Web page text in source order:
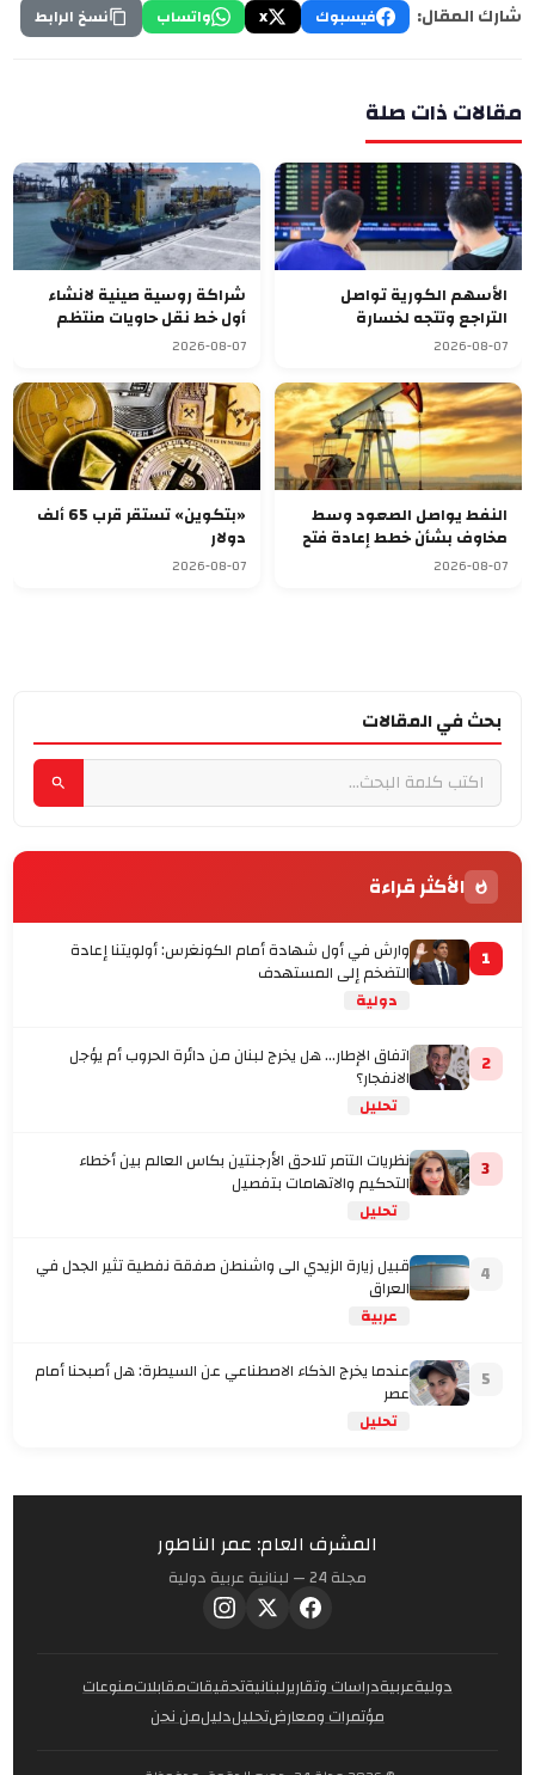
شارك المقال: فيسبوك X واتساب نسخ الرابط
مقالات ذات صلة
الأسهم الكورية تواصل
التراجع وتتجه لخسارة
أسبوعية سابعة
2026-08-07
شراكة روسية صينية لانشاء
أول خط نقل حاويات منتظم
يربط آسيا بأوروبا
2026-08-07
النفط يواصل الصعود وسط
مخاوف بشأن خطط إعادة فتح
مضيق هرمز
2026-08-07
«بتكوين» تستقر قرب 65 ألف
دولار
2026-08-07
بحث في المقالات
الأكثر قراءة
1 وارش في أول شهادة أمام الكونغرس: أولويتنا إعادة
التضخم إلى المستهدف
دولية
2 اتفاق الإطار... هل يخرج لبنان من دائرة الحروب أم يؤجل
الانفجار؟
تحليل
3 نظريات التآمر تلاحق الأرجنتين بكاس العالم بين أخطاء
التحكيم والاتهامات بتفصيل
تحليل
4 قبيل زيارة الزيدي الى واشنطن صفقة نفطية تثير الجدل في
العراق
عربية
5 عندما يخرج الذكاء الاصطناعي عن السيطرة: هل أصبحنا أمام
عصر
تحليل
المشرف العام: عمر الناطور
مجلة 24 — لبنانية عربية دولية
دوليةعربيةدراسات وتقاريرلبنانيةتحقيقاتمقابلاتمنوعات
مؤتمرات ومعارضتحليلدليلمن نحن